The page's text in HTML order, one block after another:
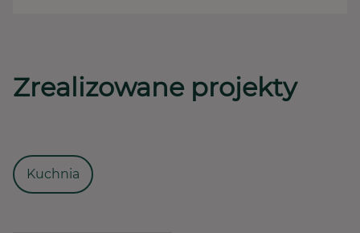
Zrealizowane projekty
Kuchnia